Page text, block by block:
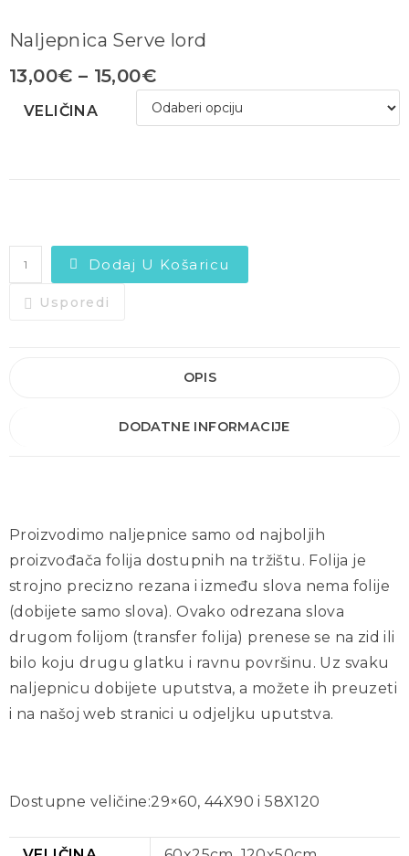
Naljepnica Serve lord
13,00€ – 15,00€
VELIČINA
Dodaj U Košaricu
Usporedi
OPIS
DODATNE INFORMACIJE
Proizvodimo naljepnice samo od najboljih
proizvođača folija dostupnih na tržištu. Folija je
strojno precizno rezana i između slova nema folije
(dobijete samo slova). Ovako odrezana slova
drugom folijom (transfer folija) prenese se na zid ili
bilo koju drugu glatku i ravnu površinu. Uz svaku
naljepnicu dobijete uputstva, a možete ih preuzeti
i na našoj web stranici u odjeljku uputstva.
Dostupne veličine:29×60, 44X90 i 58X120